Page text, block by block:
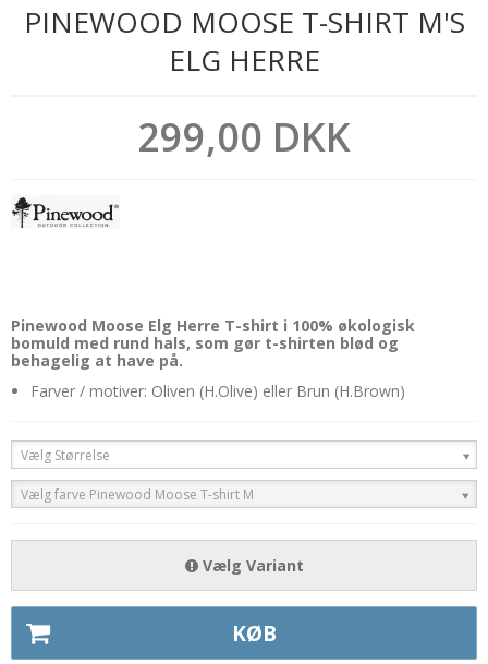
PINEWOOD MOOSE T-SHIRT M'S
ELG HERRE
299,00 DKK
Pinewood Moose Elg Herre T-shirt i 100% økologisk
bomuld med rund hals, som gør t-shirten blød og
behagelig at have på.
Farver / motiver: Oliven (H.Olive) eller Brun (H.Brown)
Vælg Størrelse
Vælg farve Pinewood Moose T-shirt M
Vælg Variant
KØB